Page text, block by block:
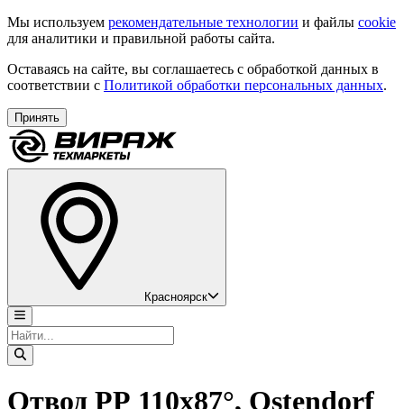
Мы используем рекомендательные технологии и файлы cookie
для аналитики и правильной работы сайта.
Оставаясь на сайте, вы соглашаетесь с обработкой данных в
соответствии с Политикой обработки персональных данных.
Принять
Красноярск
Отвод РР 110х87°, Ostendorf